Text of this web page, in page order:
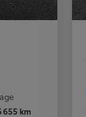
655 km